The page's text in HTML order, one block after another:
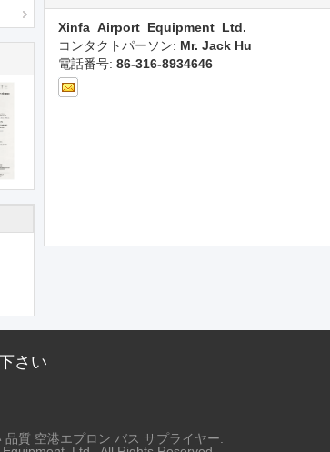
Xinfa Airport Equipment Ltd.
コンタクトパーソン: Mr. Jack Hu
電話番号: 86-316-8934646
さい
品質 空港エプロン バス サプライヤー.